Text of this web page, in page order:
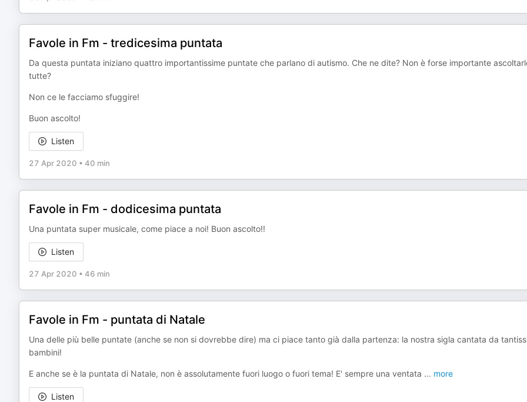
Favole in Fm - tredicesima puntata
Da questa puntata iniziano quattro importantissime puntate che parlano di autismo. Che ne dite? Non è forse importante
tutte?
Non ce le facciamo sfuggire!
Buon ascolto!
Listen
27 Apr 2020 • 40 min
Favole in Fm - dodicesima puntata
Una puntata super musicale, come piace a noi! Buon ascolto!!
Listen
27 Apr 2020 • 46 min
Favole in Fm - puntata di Natale
Una delle più belle puntate (anche se non si dovrebbe dire) ma ci piace tanto già dalla partenza: la nostra sigla cantata da
bambini!
E anche se è la puntata di Natale, non è assolutamente fuori luogo o fuori tema! E' sempre una ventata ... more
Listen